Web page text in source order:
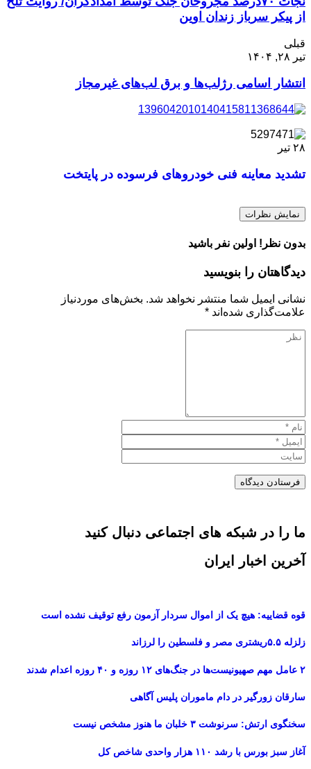
از پیکر سرباز زندان اوین
قبلی
تیر ۲۸, ۱۴۰۴
انتشار اسامی رژلب‌ها و برق لب‌های غیرمجاز
۲۸ تیر
تشدید معاینه فنی خودروهای فرسوده در پایتخت
نمایش نظرات
بدون نظر! اولین نفر باشید
دیدگاهتان را بنویسید
نشانی ایمیل شما منتشر نخواهد شد. بخش‌های موردنیاز
علامت‌گذاری شده‌اند *
ما را در شبکه های اجتماعی دنبال کنید
آخرین اخبار ایران
قوه قضاییه: هیچ یک از اموال سردار آزمون رفع توقیف نشده است
زلزله ۵.۵ریشتری مصر و فلسطین را لرزاند
۲ عامل مهم صهیونیست‌ها در جنگ‌های ۱۲ روزه و ۴۰ روزه اعدام شدند
سارقان زورگیر در دام ماموران پلیس آگاهی
سخنگوی ارتش: سرنوشت ۳ خلبان ما هنوز مشخص نیست
آغاز سبز بورس با رشد ۱۱۰ هزار واحدی شاخص کل